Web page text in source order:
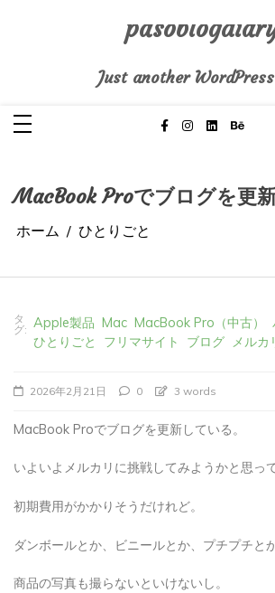
Just another
MacBook Proでブログを更
ホーム ひとりごと
タ
グ: Apple製品 Mac MacBook Pro（中古）
ひとりごと
フリマサイト ブログ メルカ
2026年2月21日 0 3 words
MacBook Proでブログを更新している。
いよいよメルカリに挑戦してみようかと思って
初期費用がかかりそうだけれど。
ダンボールとか、ビニールとか、プチプチとか
商品の写真も撮らないといけないし。